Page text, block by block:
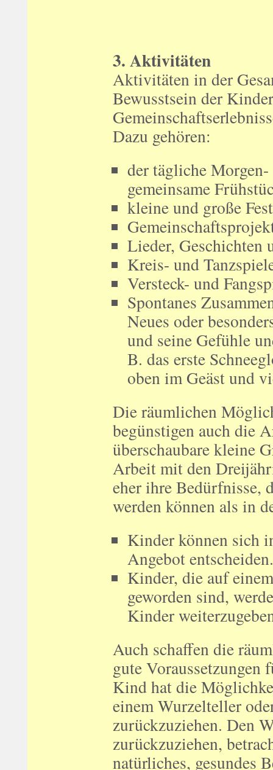
3. Aktivitäten
Aktivitäten in der
Bewusstsein der
Dazu gehören:
der tägliche
gemeinsame
kleine und große
Lieder, Geschichten
Kreis- und
Versteck- und
Spontanes
Neues oder
und seine Gefühle
B. das erste
oben im Geäst und
Die räumlichen
begünstigen auch die
überschaubare kleine
Arbeit mit den
eher ihre Bedürfnisse,
werden können als in
Kinder können sich
Angebot entscheiden.
Kinder, die auf
geworden sind,
Kinder
Auch schaffen die
gute
Kind hat die
einem Wurzelteller
zurückzuziehen. Den
zurückzuziehen,
natürliches, gesundes